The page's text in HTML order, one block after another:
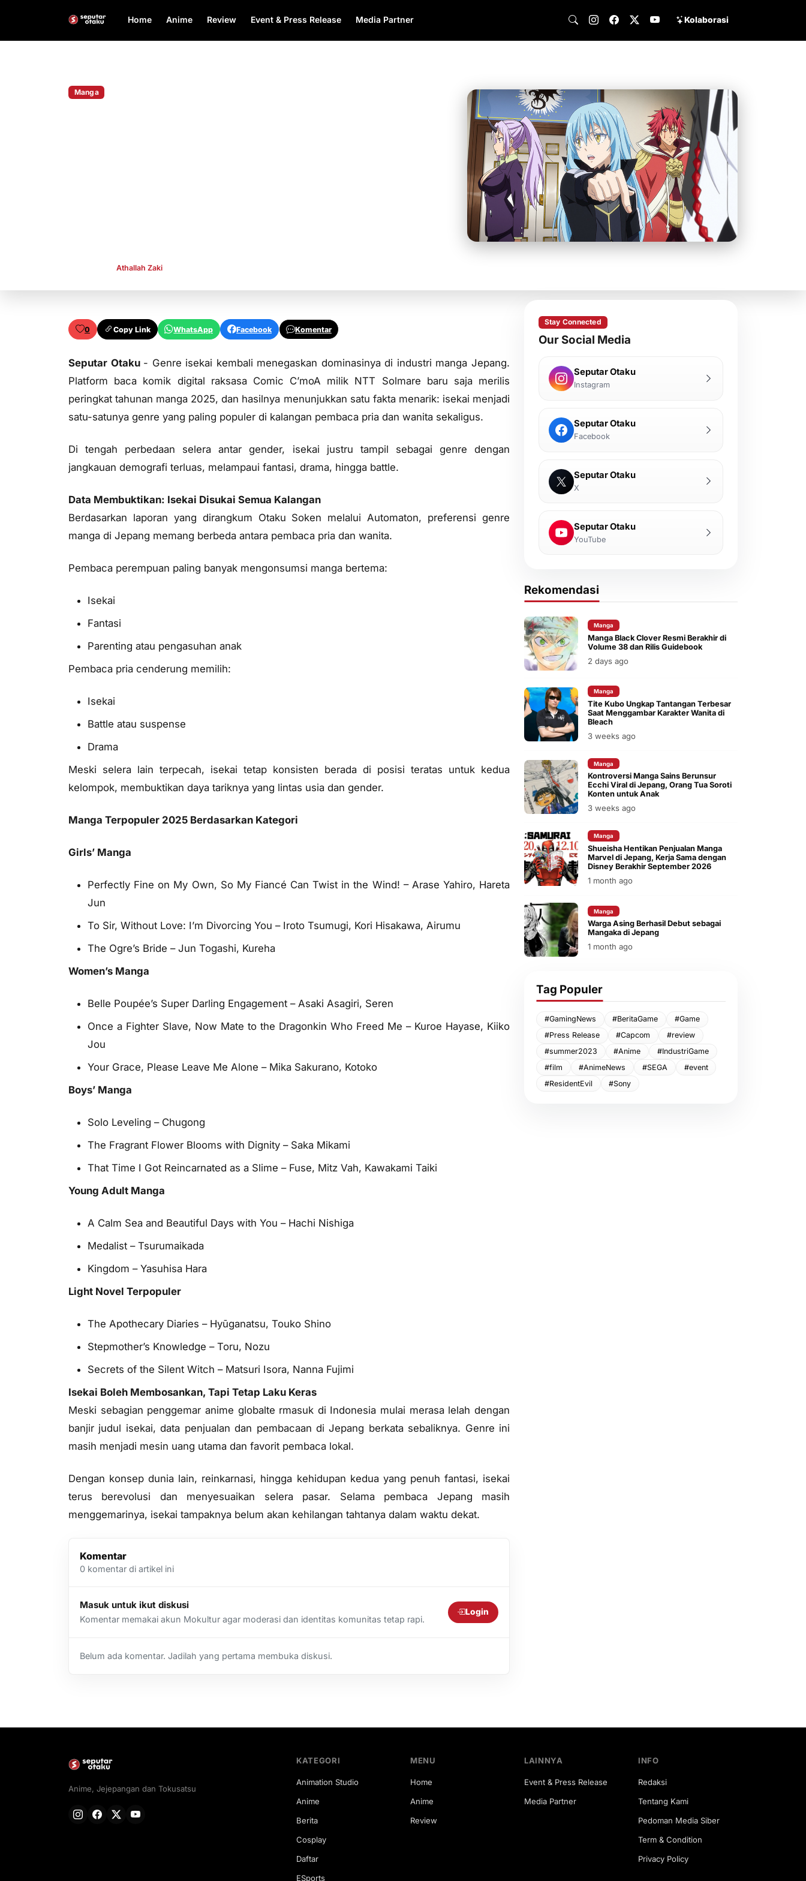
Home Anime Review Event & Press Release Media Partner Kolaborasi
Manga
Athallah Zaki
0 Copy Link WhatsApp Facebook Komentar
Seputar Otaku - Genre isekai kembali menegaskan dominasinya di industri manga Jepang.
Platform baca komik digital raksasa Comic C’moA milik NTT Solmare baru saja merilis
peringkat tahunan manga 2025, dan hasilnya menunjukkan satu fakta menarik: isekai menjadi
satu-satunya genre yang paling populer di kalangan pembaca pria dan wanita sekaligus.
Di tengah perbedaan selera antar gender, isekai justru tampil sebagai genre dengan
jangkauan demografi terluas, melampaui fantasi, drama, hingga battle.
Data Membuktikan: Isekai Disukai Semua Kalangan
Berdasarkan laporan yang dirangkum Otaku Soken melalui Automaton, preferensi genre
manga di Jepang memang berbeda antara pembaca pria dan wanita.
Pembaca perempuan paling banyak mengonsumsi manga bertema:
Isekai
Fantasi
Parenting atau pengasuhan anak
Pembaca pria cenderung memilih:
Isekai
Battle atau suspense
Drama
Meski selera lain terpecah, isekai tetap konsisten berada di posisi teratas untuk kedua
kelompok, membuktikan daya tariknya yang lintas usia dan gender.
Manga Terpopuler 2025 Berdasarkan Kategori
Girls’ Manga
Perfectly Fine on My Own, So My Fiancé Can Twist in the Wind! – Arase Yahiro, Hareta
Jun
To Sir, Without Love: I’m Divorcing You – Iroto Tsumugi, Kori Hisakawa, Airumu
The Ogre’s Bride – Jun Togashi, Kureha
Women’s Manga
Belle Poupée’s Super Darling Engagement – Asaki Asagiri, Seren
Once a Fighter Slave, Now Mate to the Dragonkin Who Freed Me – Kuroe Hayase, Kiiko
Jou
Your Grace, Please Leave Me Alone – Mika Sakurano, Kotoko
Boys’ Manga
Solo Leveling – Chugong
The Fragrant Flower Blooms with Dignity – Saka Mikami
That Time I Got Reincarnated as a Slime – Fuse, Mitz Vah, Kawakami Taiki
Young Adult Manga
A Calm Sea and Beautiful Days with You – Hachi Nishiga
Medalist – Tsurumaikada
Kingdom – Yasuhisa Hara
Light Novel Terpopuler
The Apothecary Diaries – Hyūganatsu, Touko Shino
Stepmother’s Knowledge – Toru, Nozu
Secrets of the Silent Witch – Matsuri Isora, Nanna Fujimi
Isekai Boleh Membosankan, Tapi Tetap Laku Keras
Meski sebagian penggemar anime globalte rmasuk di Indonesia mulai merasa lelah dengan
banjir judul isekai, data penjualan dan pembacaan di Jepang berkata sebaliknya. Genre ini
masih menjadi mesin uang utama dan favorit pembaca lokal.
Dengan konsep dunia lain, reinkarnasi, hingga kehidupan kedua yang penuh fantasi, isekai
terus berevolusi dan menyesuaikan selera pasar. Selama pembaca Jepang masih
menggemarinya, isekai tampaknya belum akan kehilangan tahtanya dalam waktu dekat.
Komentar
0 komentar di artikel ini
Masuk untuk ikut diskusi
Komentar memakai akun Mokultur agar moderasi dan identitas komunitas tetap rapi.
Login
Belum ada komentar. Jadilah yang pertama membuka diskusi.
Stay Connected
Our Social Media
Seputar Otaku
Instagram
Seputar Otaku
Facebook
Seputar Otaku
X
Seputar Otaku
YouTube
Rekomendasi
Manga
Manga Black Clover Resmi Berakhir di
Volume 38 dan Rilis Guidebook
2 days ago
Manga
Tite Kubo Ungkap Tantangan Terbesar
Saat Menggambar Karakter Wanita di
Bleach
3 weeks ago
Manga
Kontroversi Manga Sains Berunsur
Ecchi Viral di Jepang, Orang Tua Soroti
Konten untuk Anak
3 weeks ago
Manga
Shueisha Hentikan Penjualan Manga
Marvel di Jepang, Kerja Sama dengan
Disney Berakhir September 2026
1 month ago
Manga
Warga Asing Berhasil Debut sebagai
Mangaka di Jepang
1 month ago
Tag Populer
#GamingNews #BeritaGame
#Game
#Press Release
#Capcom
#review
#summer2023
#Anime
#IndustriGame
#film
#AnimeNews #SEGA
#event
#ResidentEvil
#Sony
Anime, Jejepangan dan Tokusatsu
KATEGORI
Animation Studio
Anime
Berita
Cosplay
Daftar
ESports
MENU
Home
Anime
Review
LAINNYA
Event & Press Release
Media Partner
INFO
Redaksi
Tentang Kami
Pedoman Media Siber
Term & Condition
Privacy Policy